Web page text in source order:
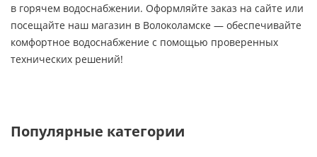
в горячем водоснабжении. Оформляйте заказ на сайте или
посещайте наш магазин в Волоколамске — обеспечивайте
комфортное водоснабжение с помощью проверенных
технических решений!
Популярные категории